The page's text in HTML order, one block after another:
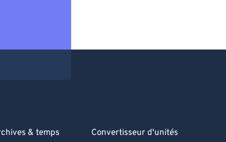
& temps Convertisseur d'unités